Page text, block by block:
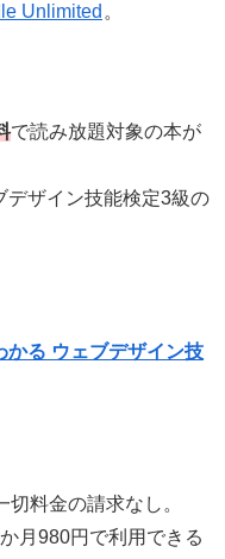
Unlimited 。
で読み放題対象の本が
デザイン技能検定3級の
かる ウェブデザイン技
料金の請求なし。
月980円で利用できる